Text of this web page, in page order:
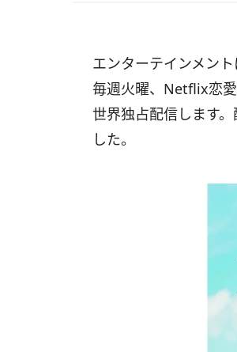
エンターテインメン
毎週火曜、Netflix恋
世界独占配信します
した。